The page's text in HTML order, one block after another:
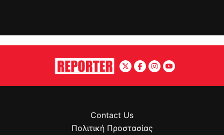
Contact Us
Πολιτική Προστασίας